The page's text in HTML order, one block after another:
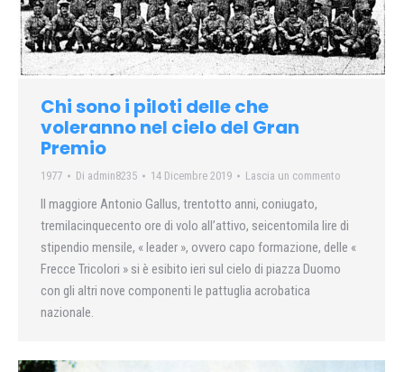
Chi sono i piloti delle che
voleranno nel cielo del Gran
Premio
1977 Di admin8235 14 Dicembre 2019 Lascia un commento
Il maggiore Antonio Gallus, trentotto anni, coniugato,
tremilacinquecento ore di volo all’attivo, seicentomila lire di
stipendio mensile, « leader », ovvero capo formazione, delle «
Frecce Tricolori » si è esibito ieri sul cielo di piazza Duomo
con gli altri nove componenti le pattuglia acrobatica
nazionale.